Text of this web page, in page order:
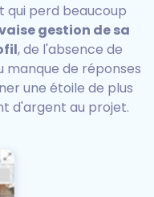
qui perd beaucoup
gestion de sa
, de l'absence de
manque de réponses
une étoile de plus
d'argent au projet.